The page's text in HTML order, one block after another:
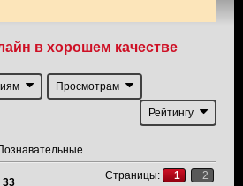
в хорошем качестве
Просмотрам
Рейтингу
33
Страницы: 1
2